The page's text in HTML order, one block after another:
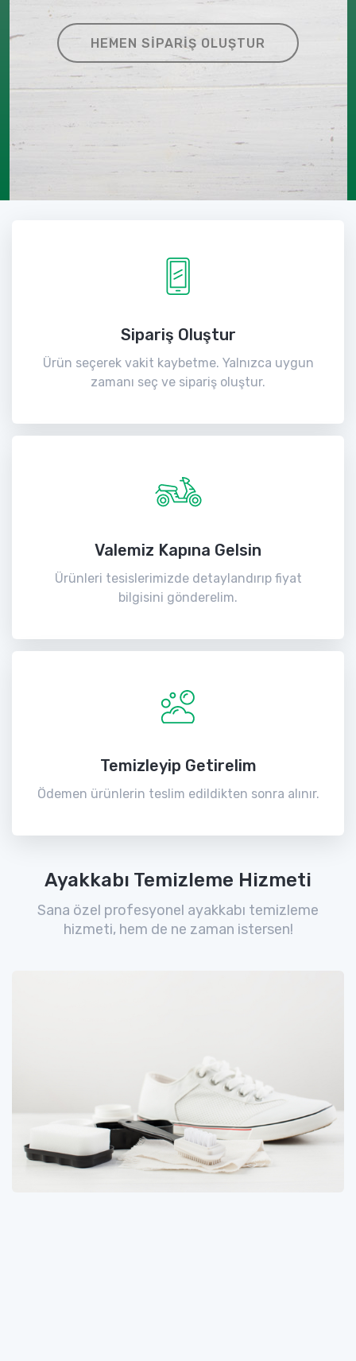
HEMEN SIPARIŞ OLUŞTUR
Sipariş Oluştur
Ürün seçerek vakit kaybetme. Yalnızca uygun
zamanı seç ve sipariş oluştur.
Valemiz Kapına Gelsin
Ürünleri tesislerimizde detaylandırıp fiyat
bilgisini gönderelim.
Temizleyip Getirelim
Ödemen ürünlerin teslim edildikten sonra alınır.
Ayakkabı Temizleme Hizmeti
Sana özel profesyonel ayakkabı temizleme
hizmeti, hem de ne zaman istersen!